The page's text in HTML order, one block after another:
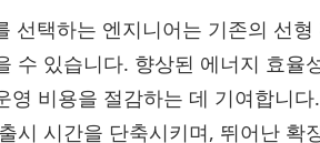
선택하는 엔지니어는 기존의 선
수 있습니다. 향상된 에너지 효율
영 비용을 절감하는 데 기여합니
시 시간을 단축시키며, 뛰어난 확